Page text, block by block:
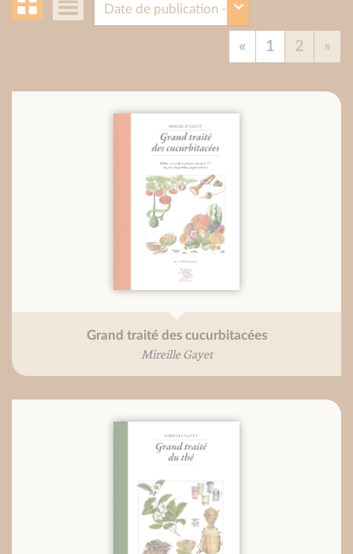
« 1 2 »
Grand traité des cucurbitacées
Mireille Gayet